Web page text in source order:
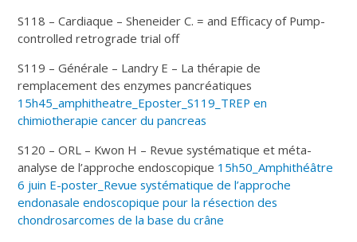
S118 – Cardiaque – Sheneider C. = and Efficacy of Pump-
controlled retrograde trial off
S119 – Générale – Landry E – La thérapie de
remplacement des enzymes pancréatiques
15h45_amphitheatre_Eposter_S119_TREP en
chimiotherapie cancer du pancreas
S120 – ORL – Kwon H – Revue systématique et méta-
analyse de l’approche endoscopique 15h50_Amphithéâtre
6 juin E-poster_Revue systématique de l’approche
endonasale endoscopique pour la résection des
chondrosarcomes de la base du crâne